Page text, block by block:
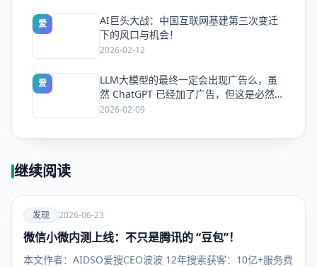
爱
AI巨头大战：中国互联网基建第三次变迁
下的风口与机会！
2026-02-12
爱
LLM大模型的最终一定会出现广告么，虽
然 ChatGPT 已经加了广告，但这是必然终
局么？
2026-02-09
继续阅读
爱
发现
发现 2026-06-23
微信小微内测上线：不只是腾讯的 “豆包”！
本文作者：AIDSO爱搜CEO波波 12年搜索获客：10亿+服务费